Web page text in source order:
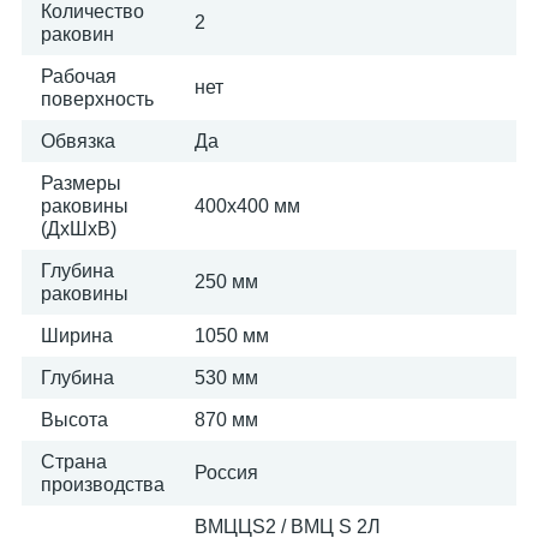
Количество
раковин
2
Рабочая
поверхность
нет
Обвязка Да
Размеры
раковины
(ДхШхВ)
400х400 мм
Глубина
раковины
250 мм
Ширина 1050 мм
Глубина 530 мм
Высота 870 мм
Страна
производства
Россия
ВМЦЦS2 / ВМЦ S 2Л